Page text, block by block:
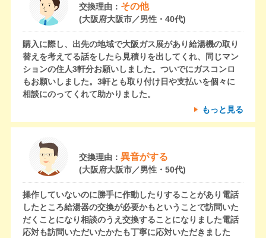
交換理由： その他
(大阪府大阪市／男性・40代)
購入に際し、出先の地域で大阪ガス展があり給湯機の取り
替えを考えてる話をしたら見積りを出してくれ、同じマン
ションの住人3軒分お願いしました。ついでにガスコンロ
もお願いしました。3軒とも取り付け日や支払いを個々に
相談にのってくれて助かりました。
もっと見る
交換理由： 異音がする
(大阪府大阪市／男性・50代)
操作していないのに勝手に作動したりすることがあり電話
したところ給湯器の交換が必要かもということで訪問いた
だくことになり相談のうえ交換することになりました電話
応対も訪問いただいたかたも丁寧に応対いただきました